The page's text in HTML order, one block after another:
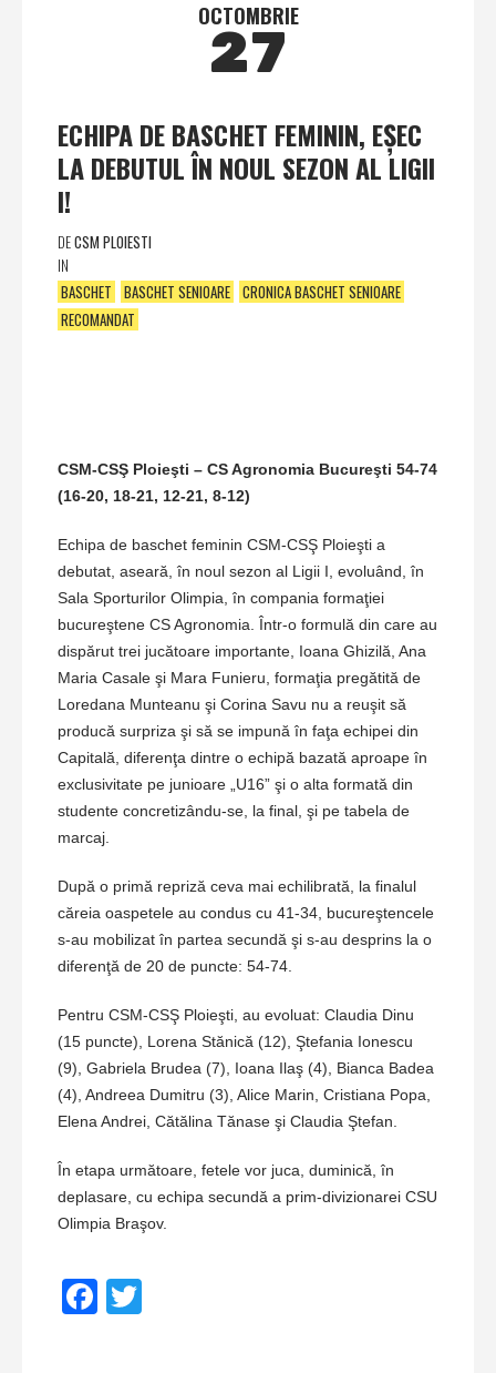
OCTOMBRIE
27
ECHIPA DE BASCHET FEMININ, EŞEC
LA DEBUTUL ÎN NOUL SEZON AL LIGII
I!
DECSM PLOIESTI
IN
BASCHET BASCHET SENIOARE CRONICA BASCHET SENIOARE
RECOMANDAT
CSM-CSŞ Ploieşti – CS Agronomia Bucureşti 54-74
(16-20, 18-21, 12-21, 8-12)
Echipa de baschet feminin CSM-CSŞ Ploieşti a
debutat, aseară, în noul sezon al Ligii I, evoluând, în
Sala Sporturilor Olimpia, în compania formaţiei
bucureştene CS Agronomia. Într-o formulă din care au
dispărut trei jucătoare importante, Ioana Ghizilă, Ana
Maria Casale şi Mara Funieru, formaţia pregătită de
Loredana Munteanu şi Corina Savu nu a reuşit să
producă surpriza şi să se impună în faţa echipei din
Capitală, diferenţa dintre o echipă bazată aproape în
exclusivitate pe junioare „U16” şi o alta formată din
studente concretizându-se, la final, şi pe tabela de
marcaj.
După o primă repriză ceva mai echilibrată, la finalul
căreia oaspetele au condus cu 41-34, bucureştencele
s-au mobilizat în partea secundă şi s-au desprins la o
diferenţă de 20 de puncte: 54-74.
Pentru CSM-CSŞ Ploieşti, au evoluat: Claudia Dinu
(15 puncte), Lorena Stănică (12), Ştefania Ionescu
(9), Gabriela Brudea (7), Ioana Ilaş (4), Bianca Badea
(4), Andreea Dumitru (3), Alice Marin, Cristiana Popa,
Elena Andrei, Cătălina Tănase şi Claudia Ştefan.
În etapa următoare, fetele vor juca, duminică, în
deplasare, cu echipa secundă a prim-divizionarei CSU
Olimpia Braşov.
Facebook